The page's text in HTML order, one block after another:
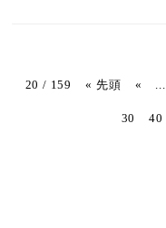
20 / 159 « 先頭 « ...
30 40